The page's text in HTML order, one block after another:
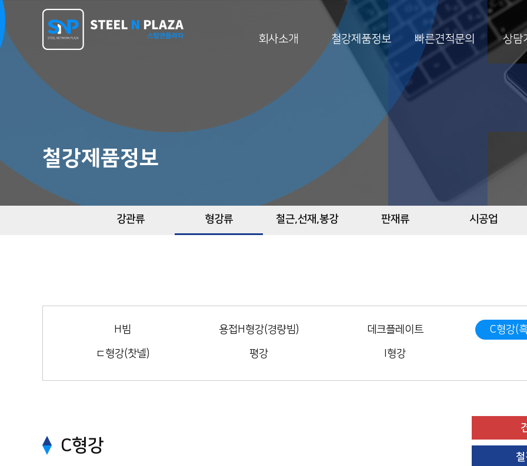
회사소개 철강제품정보 빠른견적문의 상담
철강제품정보
강관류 형강류 철근,선재,봉강 판재류 시공업
H빔 용접H형강(경량빔) 데크플레이트 C형강(
ㄷ형강(찻넬) 평강 I형강
C형강